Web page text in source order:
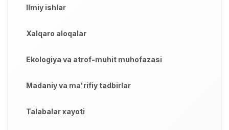
Ilmiy ishlar
Xalqaro aloqalar
Ekologiya va atrof-muhit muhofazasi
Madaniy va ma'rifiy tadbirlar
Talabalar xayoti